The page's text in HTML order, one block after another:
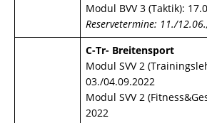
Modul BVV 3 (Taktik):
Reservetermine: 11./
C-Tr- Breitensport
Modul SVV 2
03./04.09.2022
Modul SVV 2
2022